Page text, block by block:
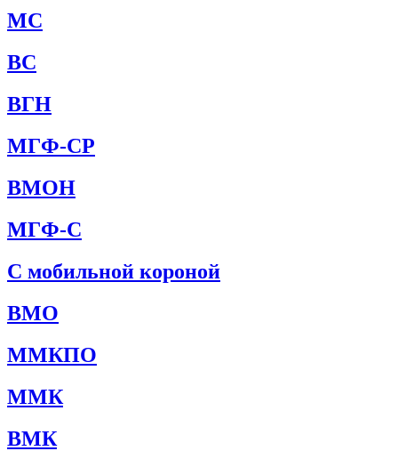
МС
ВС
ВГН
МГФ-СР
ВМОН
МГФ-С
С мобильной короной
ВМО
ММКПО
ММК
ВМК